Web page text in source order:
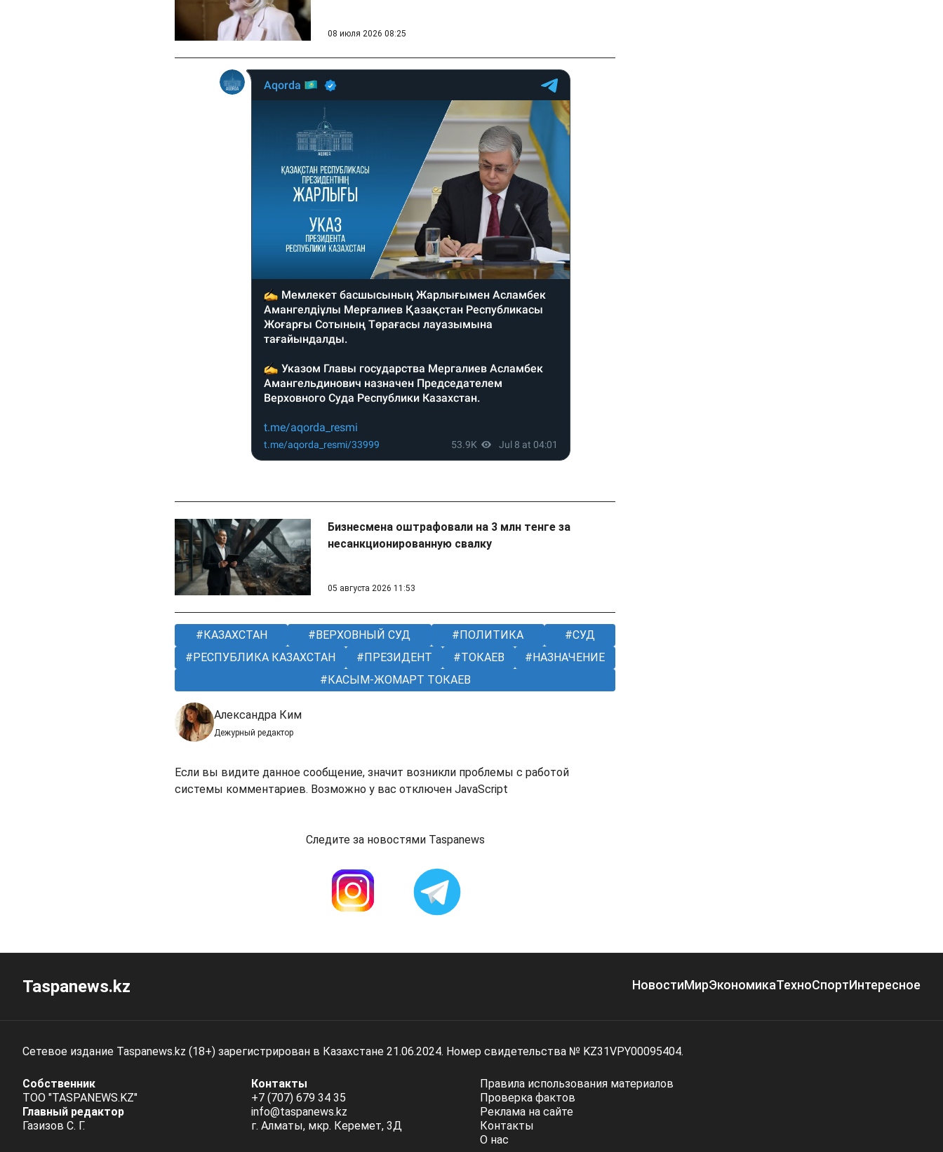
08 июля 2026 08:25
Бизнесмена оштрафовали на 3 млн тенге за
несанкционированную свалку
05 августа 2026 11:53
КАЗАХСТАН ВЕРХОВНЫЙ СУД ПОЛИТИКА
СУД
РЕСПУБЛИКА КАЗАХСТАН
ПРЕЗИДЕНТ ТОКАЕВ
НАЗНАЧЕНИЕ
КАСЫМ-ЖОМАРТ ТОКАЕВ
Александра Ким
Дежурный редактор
Если вы видите данное сообщение, значит возникли проблемы с работой
системы комментариев. Возможно у вас отключен JavaScript
Следите за новостями Taspanews
Taspanews.kz НовостиМирЭкономикаТехноСпортИнтересное
Сетевое издание Taspanews.kz (18+) зарегистрирован в Казахстане 21.06.2024. Номер свидетельства № KZ31VPY00095404.
Собственник
ТОО "TASPANEWS.KZ"
Главный редактор
Газизов С. Г.
Контакты
+7 (707) 679 34 35
info@taspanews.kz
г. Алматы, мкр. Керемет, 3Д
Правила использования материалов
Проверка фактов
Реклама на сайте
Контакты
О нас